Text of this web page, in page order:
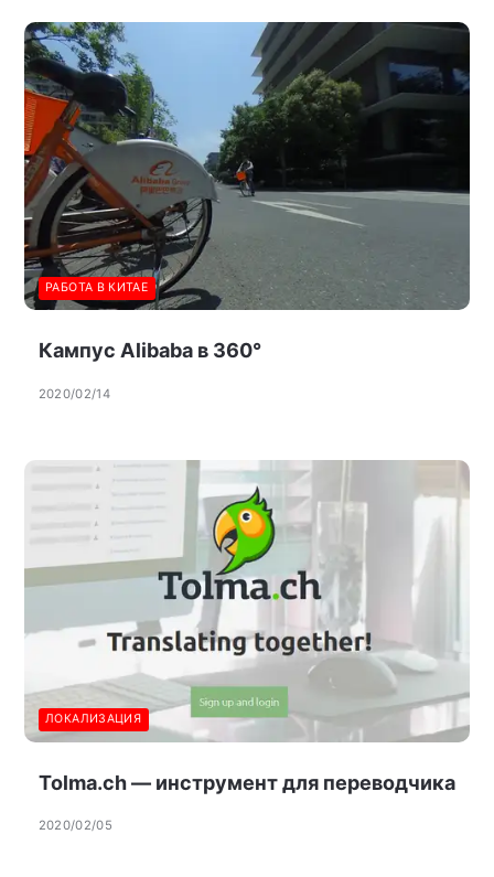
Кампус Alibaba в 360°
2020/02/14
РАБОТА В КИТАЕ
Tolma.ch — инструмент для переводчика
2020/02/05
ЛОКАЛИЗАЦИЯ